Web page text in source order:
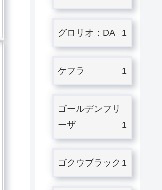
グロリオ：DA 1
ケフラ 1
ゴールデンフリ
ーザ
1
ゴクウブラック 1